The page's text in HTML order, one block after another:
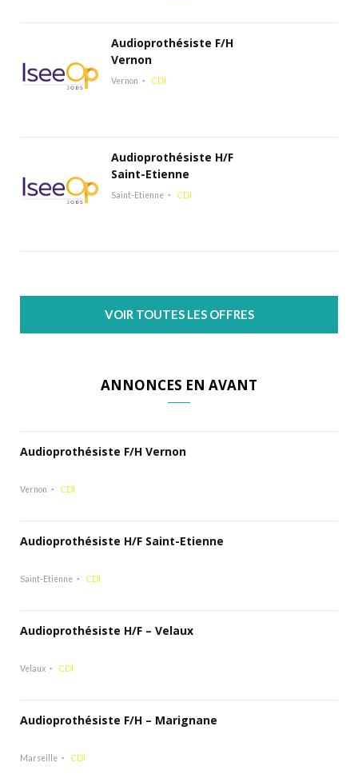
Audioprothésiste F/H
Vernon
Vernon CDI
Audioprothésiste H/F
Saint-Etienne
Saint-Etienne CDI
VOIR TOUTES LES OFFRES
ANNONCES EN AVANT
Audioprothésiste F/H Vernon
Vernon CDI
Audioprothésiste H/F Saint-Etienne
Saint-Etienne CDI
Audioprothésiste H/F – Velaux
Velaux CDI
Audioprothésiste F/H – Marignane
Marseille CDI